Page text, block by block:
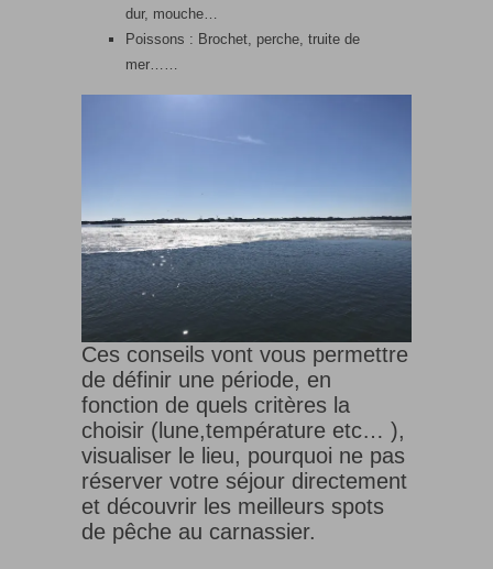
dur, mouche…
Poissons : Brochet, perche, truite de
mer……
Ces conseils vont vous permettre
de définir une période, en
fonction de quels critères la
choisir (lune,température etc… ),
visualiser le lieu, pourquoi ne pas
réserver votre séjour directement
et découvrir les meilleurs spots
de pêche au carnassier.